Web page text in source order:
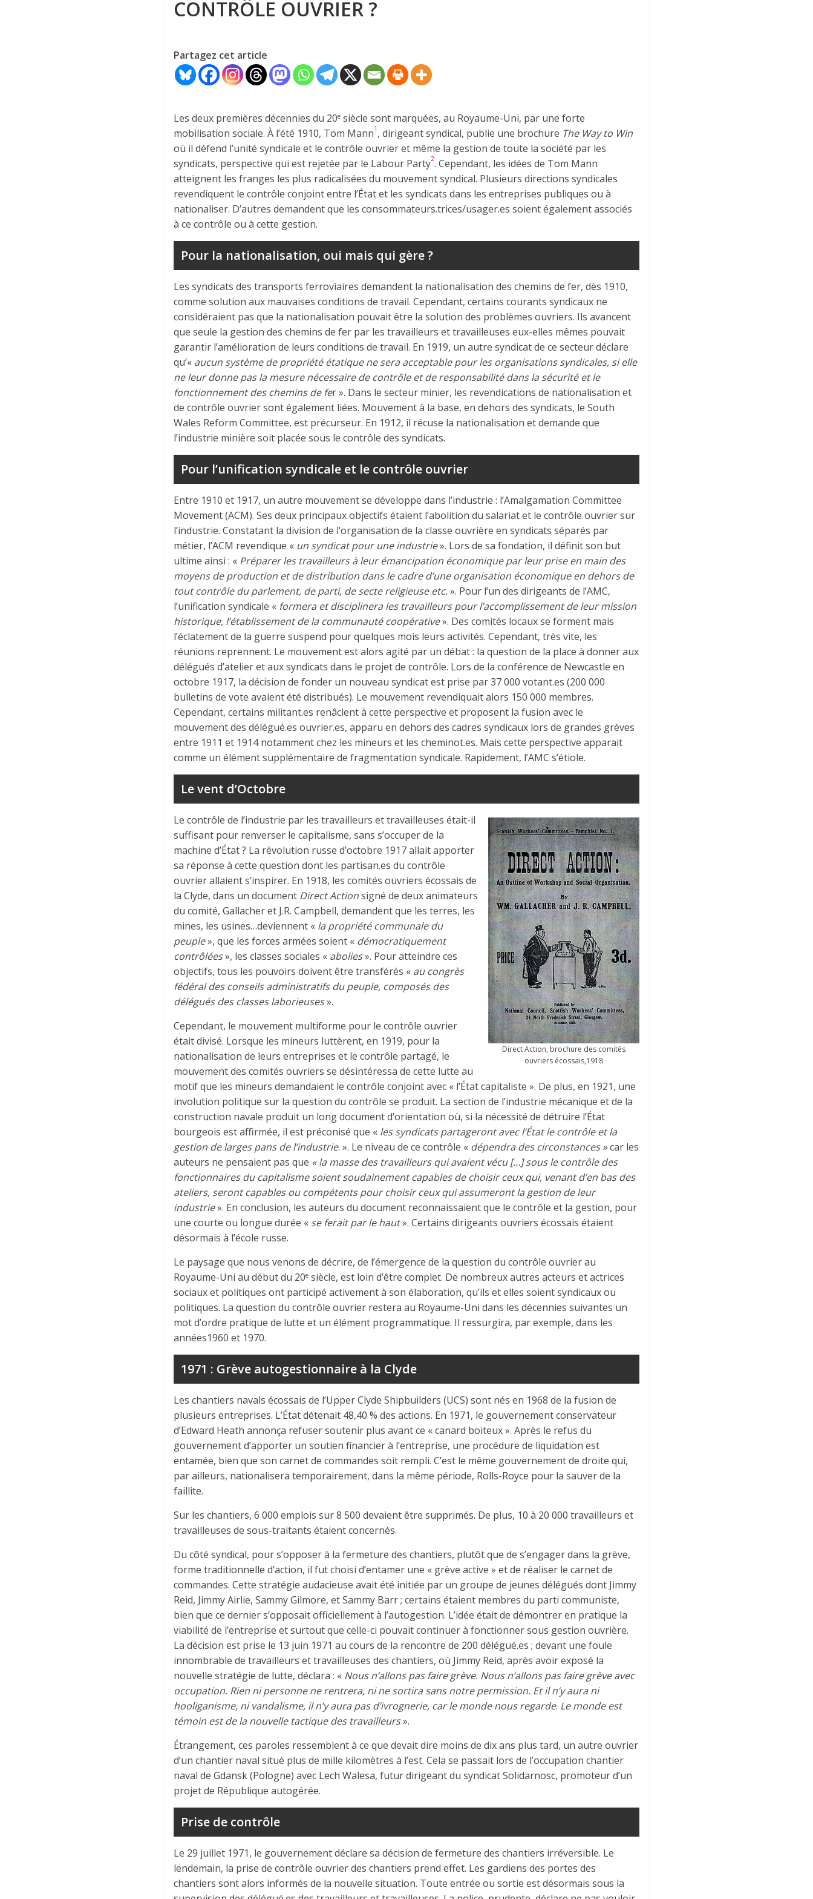
CONTRÔLE OUVRIER ?
Partagez cet article
Les deux premières décennies du 20e siècle sont marquées, au Royaume-Uni, par une forte
mobilisation sociale. À l’été 1910, Tom Mann1 , dirigeant syndical, publie une brochure The Way to Win
où il défend l’unité syndicale et le contrôle ouvrier et même la gestion de toute la société par les
syndicats, perspective qui est rejetée par le Labour Party2. Cependant, les idées de Tom Mann
atteignent les franges les plus radicalisées du mouvement syndical. Plusieurs directions syndicales
revendiquent le contrôle conjoint entre l’État et les syndicats dans les entreprises publiques ou à
nationaliser. D’autres demandent que les consommateurs.trices/usager.es soient également associés
à ce contrôle ou à cette gestion.
Pour la nationalisation, oui mais qui gère ?
Les syndicats des transports ferroviaires demandent la nationalisation des chemins de fer, dès 1910,
comme solution aux mauvaises conditions de travail. Cependant, certains courants syndicaux ne
considéraient pas que la nationalisation pouvait être la solution des problèmes ouvriers. Ils avancent
que seule la gestion des chemins de fer par les travailleurs et travailleuses eux-elles mêmes pouvait
garantir l’amélioration de leurs conditions de travail. En 1919, un autre syndicat de ce secteur déclare
qu’« aucun système de propriété étatique ne sera acceptable pour les organisations syndicales, si elle
ne leur donne pas la mesure nécessaire de contrôle et de responsabilité dans la sécurité et le
fonctionnement des chemins de fer ». Dans le secteur minier, les revendications de nationalisation et
de contrôle ouvrier sont également liées. Mouvement à la base, en dehors des syndicats, le South
Wales Reform Committee, est précurseur. En 1912, il récuse la nationalisation et demande que
l’industrie minière soit placée sous le contrôle des syndicats.
Pour l’unification syndicale et le contrôle ouvrier
Entre 1910 et 1917, un autre mouvement se développe dans l’industrie : l’Amalgamation Committee
Movement (ACM). Ses deux principaux objectifs étaient l’abolition du salariat et le contrôle ouvrier sur
l’industrie. Constatant la division de l’organisation de la classe ouvrière en syndicats séparés par
métier, l’ACM revendique « un syndicat pour une industrie». Lors de sa fondation, il définit son but
ultime ainsi : « Préparer les travailleurs à leur émancipation économique par leur prise en main des
moyens de production et de distribution dans le cadre d’une organisation économique en dehors de
tout contrôle du parlement, de parti, de secte religieuse etc.». Pour l’un des dirigeants de l’AMC,
l’unification syndicale « formera et disciplinera les travailleurs pour l’accomplissement de leur mission
historique, l’établissement de la communauté coopérative». Des comités locaux se forment mais
l’éclatement de la guerre suspend pour quelques mois leurs activités. Cependant, très vite, les
réunions reprennent. Le mouvement est alors agité par un débat : la question de la place à donner aux
délégués d’atelier et aux syndicats dans le projet de contrôle. Lors de la conférence de Newcastle en
octobre 1917, la décision de fonder un nouveau syndicat est prise par 37 000 votant.es (200 000
bulletins de vote avaient été distribués). Le mouvement revendiquait alors 150 000 membres.
Cependant, certains militant.es renâclent à cette perspective et proposent la fusion avec le
mouvement des délégué.es ouvrier.es, apparu en dehors des cadres syndicaux lors de grandes grèves
entre 1911 et 1914 notamment chez les mineurs et les cheminot.es. Mais cette perspective apparait
comme un élément supplémentaire de fragmentation syndicale. Rapidement, l’AMC s’étiole.
Le vent d’Octobre
Direct Action, brochure des comités
ouvriers écossais,1918
Le contrôle de l’industrie par les travailleurs et travailleuses était-il
suffisant pour renverser le capitalisme, sans s’occuper de la
machine d’État ? La révolution russe d’octobre 1917 allait apporter
sa réponse à cette question dont les partisan.es du contrôle
ouvrier allaient s’inspirer. En 1918, les comités ouvriers écossais de
la Clyde, dans un document Direct Actionsigné de deux animateurs
du comité, Gallacher et J.R. Campbell, demandent que les terres, les
mines, les usines…deviennent « la propriété communale du
peuple», que les forces armées soient « démocratiquement
contrôlées», les classes sociales « abolies». Pour atteindre ces
objectifs, tous les pouvoirs doivent être transférés « au congrès
fédéral des conseils administratifs du peuple, composés des
délégués des classes laborieuses».
Cependant, le mouvement multiforme pour le contrôle ouvrier
était divisé. Lorsque les mineurs luttèrent, en 1919, pour la
nationalisation de leurs entreprises et le contrôle partagé, le
mouvement des comités ouvriers se désintéressa de cette lutte au
motif que les mineurs demandaient le contrôle conjoint avec « l’État capitaliste ». De plus, en 1921, une
involution politique sur la question du contrôle se produit. La section de l’industrie mécanique et de la
construction navale produit un long document d’orientation où, si la nécessité de détruire l’État
bourgeois est affirmée, il est préconisé que « les syndicats partageront avec l’État le contrôle et la
gestion de larges pans de l’industrie. ». Le niveau de ce contrôle « dépendra des circonstances »car les
auteurs ne pensaient pas que « la masse des travailleurs qui avaient vécu […] sous le contrôle des
fonctionnaires du capitalisme soient soudainement capables de choisir ceux qui, venant d’en bas des
ateliers, seront capables ou compétents pour choisir ceux qui assumeront la gestion de leur
industrie». En conclusion, les auteurs du document reconnaissaient que le contrôle et la gestion, pour
une courte ou longue durée « se ferait par le haut». Certains dirigeants ouvriers écossais étaient
désormais à l’école russe.
Le paysage que nous venons de décrire, de l’émergence de la question du contrôle ouvrier au
Royaume-Uni au début du 20e siècle, est loin d’être complet. De nombreux autres acteurs et actrices
sociaux et politiques ont participé activement à son élaboration, qu’ils et elles soient syndicaux ou
politiques. La question du contrôle ouvrier restera au Royaume-Uni dans les décennies suivantes un
mot d’ordre pratique de lutte et un élément programmatique. Il ressurgira, par exemple, dans les
années1960 et 1970.
1971 : Grève autogestionnaire à la Clyde
Les chantiers navals écossais de l’Upper Clyde Shipbuilders (UCS) sont nés en 1968 de la fusion de
plusieurs entreprises. L’État détenait 48,40 % des actions. En 1971, le gouvernement conservateur
d’Edward Heath annonça refuser soutenir plus avant ce « canard boiteux ». Après le refus du
gouvernement d’apporter un soutien financier à l’entreprise, une procédure de liquidation est
entamée, bien que son carnet de commandes soit rempli. C’est le même gouvernement de droite qui,
par ailleurs, nationalisera temporairement, dans la même période, Rolls-Royce pour la sauver de la
faillite.
Sur les chantiers, 6 000 emplois sur 8 500 devaient être supprimés. De plus, 10 à 20 000 travailleurs et
travailleuses de sous-traitants étaient concernés.
Du côté syndical, pour s’opposer à la fermeture des chantiers, plutôt que de s’engager dans la grève,
forme traditionnelle d’action, il fut choisi d’entamer une « grève active » et de réaliser le carnet de
commandes. Cette stratégie audacieuse avait été initiée par un groupe de jeunes délégués dont Jimmy
Reid, Jimmy Airlie, Sammy Gilmore, et Sammy Barr ; certains étaient membres du parti communiste,
bien que ce dernier s’opposait officiellement à l’autogestion. L’idée était de démontrer en pratique la
viabilité de l’entreprise et surtout que celle-ci pouvait continuer à fonctionner sous gestion ouvrière.
La décision est prise le 13 juin 1971 au cours de la rencontre de 200 délégué.es ; devant une foule
innombrable de travailleurs et travailleuses des chantiers, où Jimmy Reid, après avoir exposé la
nouvelle stratégie de lutte, déclara : « Nous n’allons pas faire grève. Nous n’allons pas faire grève avec
occupation. Rien ni personne ne rentrera, ni ne sortira sans notre permission. Et il n’y aura ni
hooliganisme, ni vandalisme, il n’y aura pas d’ivrognerie, car le monde nous regarde. Le monde est
témoin est de la nouvelle tactique des travailleurs».
Étrangement, ces paroles ressemblent à ce que devait dire moins de dix ans plus tard, un autre ouvrier
d’un chantier naval situé plus de mille kilomètres à l’est. Cela se passait lors de l’occupation chantier
naval de Gdansk (Pologne) avec Lech Walesa, futur dirigeant du syndicat Solidarnosc, promoteur d’un
projet de République autogérée.
Prise de contrôle
Le 29 juillet 1971, le gouvernement déclare sa décision de fermeture des chantiers irréversible. Le
lendemain, la prise de contrôle ouvrier des chantiers prend effet. Les gardiens des portes des
chantiers sont alors informés de la nouvelle situation. Toute entrée ou sortie est désormais sous la